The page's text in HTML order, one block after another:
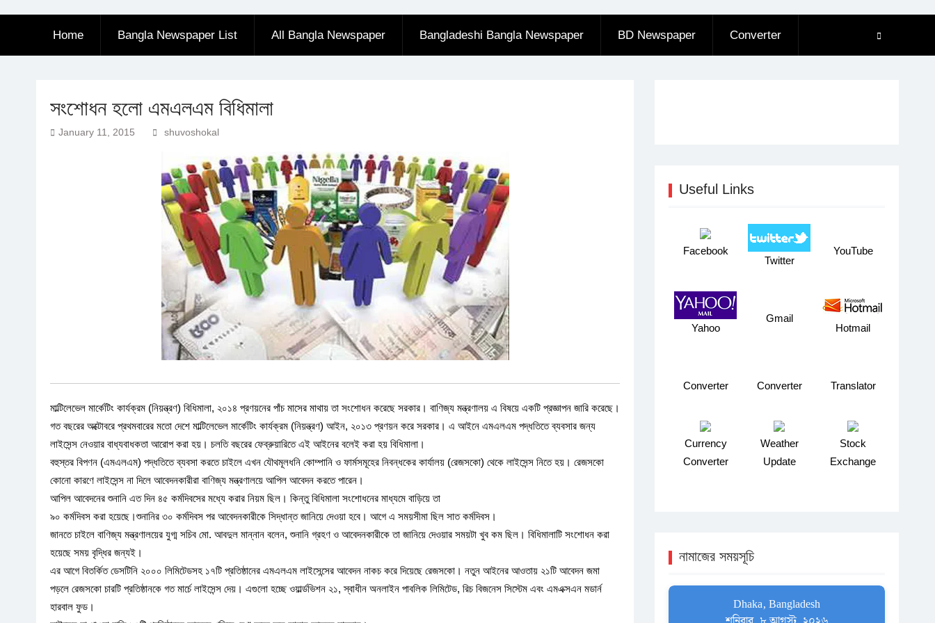
Home Bangla Newspaper List All Bangla Newspaper Bangladeshi Bangla Newspaper BD Newspaper Converter
সংশোধন হলো এমএলএম বিধিমালা
January 11, 2015 shuvoshokal
মাল্টিলেভেল মার্কেটিং কার্যক্রম (নিয়ন্ত্রণ) বিধিমালা, ২০১৪ প্রণয়নের পাঁচ মাসের মাথায় তা সংশোধন করেছে সরকার। বাণিজ্য মন্ত্রণালয় এ বিষয়ে একটি প্রজ্ঞাপন জারি করেছে।
গত বছরের অক্টোবরে প্রথমবারের মতো দেশে মাল্টিলেভেল মার্কেটিং কার্যক্রম (নিয়ন্ত্রণ) আইন, ২০১৩ প্রণয়ন করে সরকার। এ আইনে এমএলএম পদ্ধতিতে ব্যবসার জন্য
লাইসেন্স নেওয়ার বাধ্যবাধকতা আরোপ করা হয়। চলতি বছরের ফেব্রুয়ারিতে এই আইনের বলেই করা হয় বিধিমালা।
বহুস্তর বিপণন (এমএলএম) পদ্ধতিতে ব্যবসা করতে চাইলে এখন যৌথমূলধনি কোম্পানি ও ফার্মসমূহের নিবন্ধকের কার্যালয় (রেজসকো) থেকে লাইসেন্স নিতে হয়। রেজসকো
কোনো কারণে লাইসেন্স না দিলে আবেদনকারীরা বাণিজ্য মন্ত্রণালয়ে আপিল আবেদন করতে পারেন।
আপিল আবেদনের শুনানি এত দিন ৪৫ কর্মদিবসের মধ্যে করার নিয়ম ছিল। কিন্তু বিধিমালা সংশোধনের মাধ্যমে বাড়িয়ে তা
৯০ কর্মদিবস করা হয়েছে।শুনানির ৩০ কর্মদিবস পর আবেদনকারীকে সিদ্ধান্ত জানিয়ে দেওয়া হবে। আগে এ সময়সীমা ছিল সাত কর্মদিবস।
জানতে চাইলে বাণিজ্য মন্ত্রণালয়ের যুগ্ম সচিব মো. আবদুল মান্নান বলেন, শুনানি গ্রহণ ও আবেদনকারীকে তা জানিয়ে দেওয়ার সময়টা খুব কম ছিল। বিধিমালাটি সংশোধন করা
হয়েছে সময় বৃদ্ধির জন্যই।
এর আগে বিতর্কিত ডেসটিনি ২০০০ লিমিটেডসহ ১৭টি প্রতিষ্ঠানের এমএলএম লাইসেন্সের আবেদন নাকচ করে দিয়েছে রেজসকো। নতুন আইনের আওতায় ২১টি আবেদন জমা
পড়লে রেজসকো চারটি প্রতিষ্ঠানকে গত মার্চে লাইসেন্স দেয়। এগুলো হচ্ছে ওয়ার্ল্ডভিশন ২১, স্বাধীন অনলাইন পাবলিক লিমিটেড, রিচ বিজনেস সিস্টেম এবং এমএক্সএন মডার্ন
হারবাল ফুড।
Useful Links
Facebook
Twitter
YouTube
Yahoo
Gmail
Hotmail
Converter Converter Translator
Currency
Converter
Weather
Update
Stock
Exchange
নামাজের সময়সূচি
Dhaka, Bangladesh